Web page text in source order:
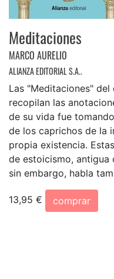
Meditaciones
MARCO AURELIO
ALIANZA EDITORIAL S.A..
Las "Meditaciones"
recopilan las
de su vida fue
de los caprichos de la
propia existencia.
de estoicismo, antigua
sin embargo, habla
13,95 €
comprar